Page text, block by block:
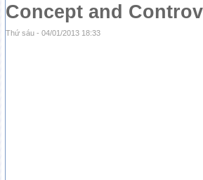
Concept and
Thứ sáu - 04/01/2013 18:33